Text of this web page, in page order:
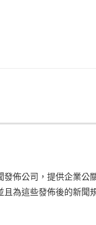
發佈公司，提供企業公
且為這些發佈後的新聞